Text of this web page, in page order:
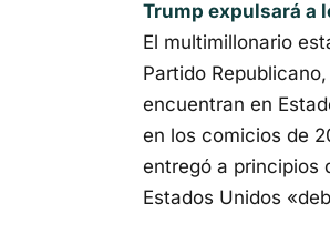
Trump expulsará a
El multimillonario
Partido
encuentran en
en los comicios de
entregó a principios
Estados Unidos